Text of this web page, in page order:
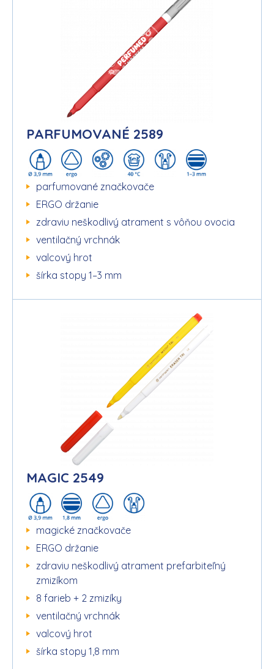
PARFUMOVANÉ 2589
parfumované značkovače
ERGO držanie
zdraviu neškodlivý atrament s vôňou ovocia
ventilačný vrchnák
valcový hrot
šírka stopy 1–3 mm
MAGIC 2549
magické značkovače
ERGO držanie
zdraviu neškodlivý atrament prefarbiteľný
zmizíkom
8 farieb + 2 zmizíky
ventilačný vrchnák
valcový hrot
šírka stopy 1,8 mm